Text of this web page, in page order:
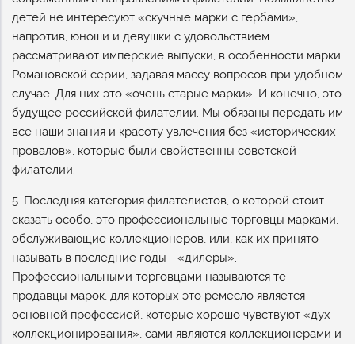
детей не интересуют «скучные марки с гербами»,
напротив, юноши и девушки с удовольствием
рассматривают имперские выпуски, в особенности марки
Романовской серии, задавая массу вопросов при удобном
случае. Для них это «очень старые марки». И конечно, это
будущее российской филателии. Мы обязаны передать им
все наши знания и красоту увлечения без «исторических
провалов», которые были свойственны советской
филателии.
5. Последняя категория филателистов, о которой стоит
сказать особо, это профессиональные торговцы марками,
обслуживающие коллекционеров, или, как их принято
называть в последние годы - «дилеры».
Профессиональными торговцами называются те
продавцы марок, для которых это ремесло является
основной профессией, которые хорошо чувствуют «дух
коллекционирования», сами являются коллекционерами и